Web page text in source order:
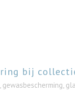
bij
, gewasbescherming,